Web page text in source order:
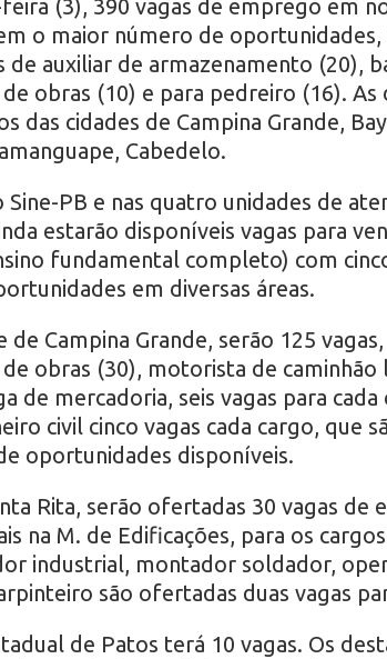
(3), 390 vagas de emprego em
o maior número de
de auxiliar de armazenamento (20),
obras (10) e para pedreiro (16).
das cidades de Campina Grande,
Cabedelo.
Sine-PB e nas quatro unidades de
estarão disponíveis vagas para
fundamental completo) com
em diversas áreas.
de Campina Grande, serão 125
obras (30), motorista de
de mercadoria, seis vagas para
civil cinco vagas cada cargo, que
oportunidades disponíveis.
Rita, serão ofertadas 30 vagas de
na M. de Edificações, para os
industrial, montador soldador,
são ofertadas duas vagas
de Patos terá 10 vagas. Os